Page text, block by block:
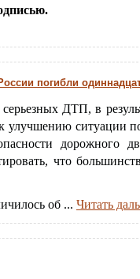
погибли
ДТП, в
ситуации
что
об ... Читать